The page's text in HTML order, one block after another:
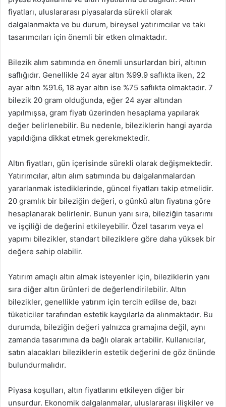
fiyatları, uluslararası piyasalarda sürekli olarak
dalgalanmakta ve bu durum, bireysel yatırımcılar ve takı
tasarımcıları için önemli bir etken olmaktadır.
Bilezik alım satımında en önemli unsurlardan biri, altının
saflığıdır. Genellikle 24 ayar altın %99.9 saflıkta iken, 22
ayar altın %91.6, 18 ayar altın ise %75 saflıkta olmaktadır. 7
bilezik 20 gram olduğunda, eğer 24 ayar altından
yapılmışsa, gram fiyatı üzerinden hesaplama yapılarak
değer belirlenebilir. Bu nedenle, bileziklerin hangi ayarda
yapıldığına dikkat etmek gerekmektedir.
Altın fiyatları, gün içerisinde sürekli olarak değişmektedir.
Yatırımcılar, altın alım satımında bu dalgalanmalardan
yararlanmak istediklerinde, güncel fiyatları takip etmelidir.
20 gramlık bir bileziğin değeri, o günkü altın fiyatına göre
hesaplanarak belirlenir. Bunun yanı sıra, bileziğin tasarımı
ve işçiliği de değerini etkileyebilir. Özel tasarım veya el
yapımı bilezikler, standart bileziklere göre daha yüksek bir
değere sahip olabilir.
Yatırım amaçlı altın almak isteyenler için, bileziklerin yanı
sıra diğer altın ürünleri de değerlendirilebilir. Altın
bilezikler, genellikle yatırım için tercih edilse de, bazı
tüketiciler tarafından estetik kaygılarla da alınmaktadır. Bu
durumda, bileziğin değeri yalnızca gramajına değil, aynı
zamanda tasarımına da bağlı olarak artabilir. Kullanıcılar,
satın alacakları bileziklerin estetik değerini de göz önünde
bulundurmalıdır.
Piyasa koşulları, altın fiyatlarını etkileyen diğer bir
unsurdur. Ekonomik dalgalanmalar, uluslararası ilişkiler ve